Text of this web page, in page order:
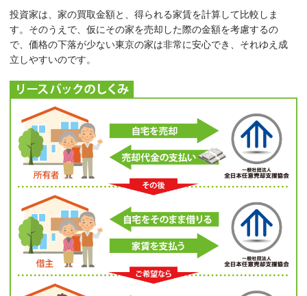
投資家は、家の買取金額と、得られる家賃を計算して比較しま
す。そのうえで、仮にその家を売却した際の金額を考慮するの
で、価格の下落が少ない東京の家は非常に安心でき、それゆえ成
立しやすいのです。